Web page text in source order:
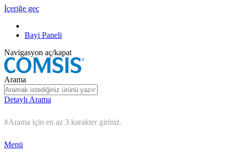
İçeriğe geç
Bayi Paneli
Navigasyon aç/kapat
Arama
Detaylı Arama
#Arama için en az 3 karakter giriniz.
Menü